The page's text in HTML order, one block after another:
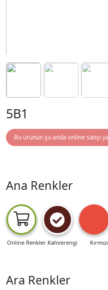
5B1
Bu ürünün şu anda online satışı
Ana Renkler
Online Renkler Kahverengi Kırmızı
Ara Renkler